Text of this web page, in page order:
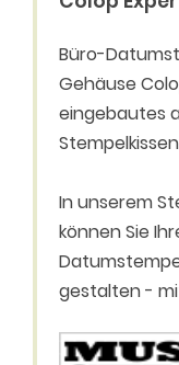
Büro-
Gehäuse
eingebautes
In unserem
können Sie
gestalten -